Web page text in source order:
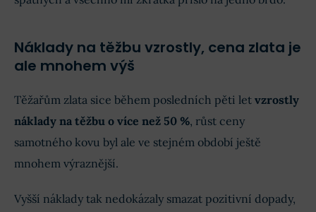
Náklady na těžbu vzrostly, cena zlata je
ale mnohem výš
Těžařům zlata sice během posledních pěti let vzrostly
náklady na těžbu o více než 50 %, růst ceny
samotného kovu byl ale ve stejném období ještě
mnohem výraznější.
Vyšší náklady tak nedokázaly smazat pozitivní dopady,